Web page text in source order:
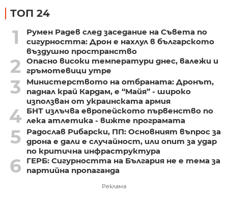
ТОП 24
1
Румен Радев след заседание на Съвета по
сигурността: Дрон е нахлул в българското
въздушно пространство
2
Опасно високи температури днес, валежи и
гръмотевици утре
3
Министерството на отбраната: Дронът,
паднал край Кардам, е “Майя” - широко
използван от украинската армия
4 БНТ излъчва европейското първенство по
лека атлетика - вижте програмата
5
Радослав Рибарски, ПП: Основният въпрос за
дрона е дали е случайност, или опит за удар
по критична инфраструктура
6
ГЕРБ: Сигурността на България не е тема за
партийна пропаганда
Реклама